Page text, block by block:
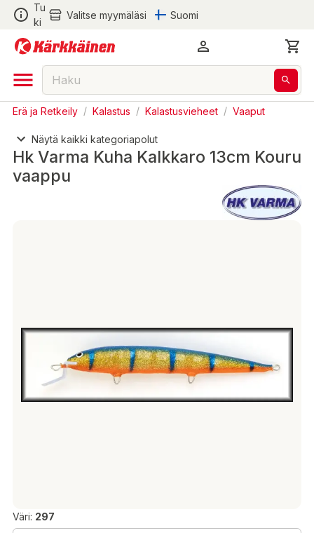
Tu
ki
Valitse myymäläsi Suomi
Erä ja Retkeily / Kalastus / Kalastusvieheet / Vaaput
Näytä kaikki kategoriapolut
Hk Varma Kuha Kalkkaro 13cm Kouru
vaappu
Väri: 297